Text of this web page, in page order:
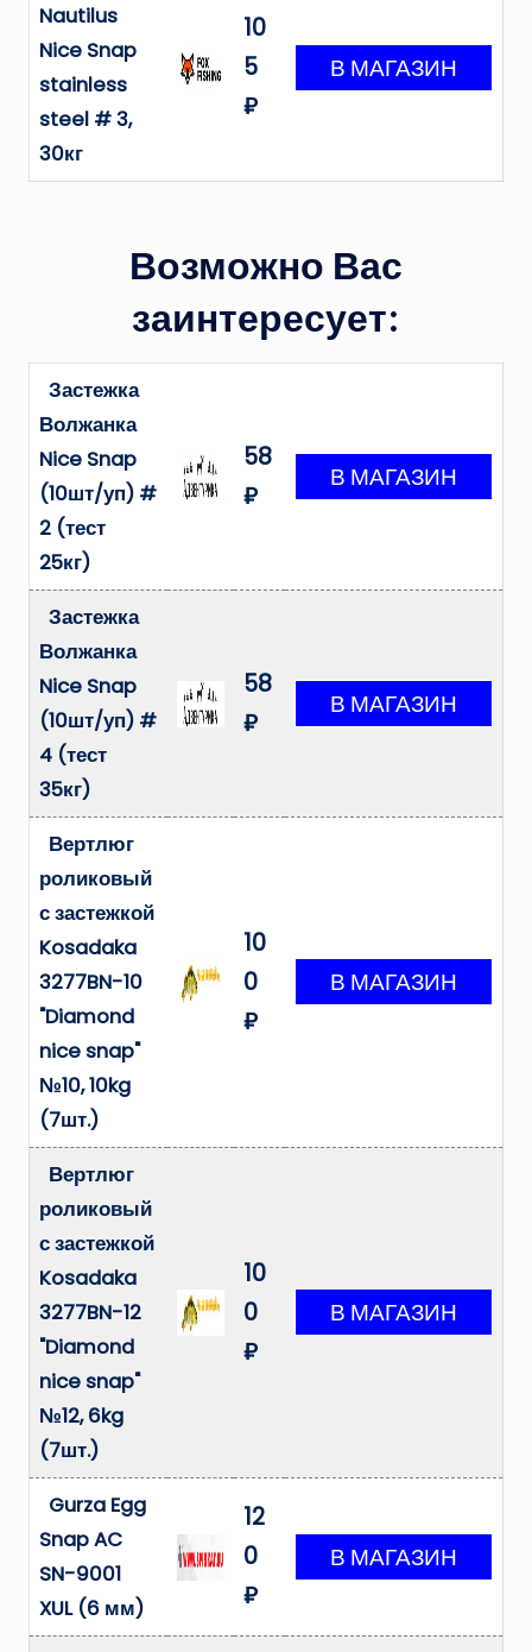
Nautilus
Nice Snap
stainless
steel # 3,
30кг
10
5
₽
Возможно Вас
заинтересует:
Застежка
Волжанка
Nice Snap
(10шт/уп) #
2 (тест
25кг)
58
₽
Застежка
Волжанка
Nice Snap
(10шт/уп) #
4 (тест
35кг)
58
₽
Вертлюг
роликовый
с застежкой
Kosadaka
3277BN-10
"Diamond
nice snap"
№10, 10kg
(7шт.)
10
0
₽
Вертлюг
роликовый
с застежкой
Kosadaka
3277BN-12
"Diamond
nice snap"
№12, 6kg
(7шт.)
10
0
₽
Gurza Egg
Snap AC
SN-9001
XUL (6 мм)
12
0
₽